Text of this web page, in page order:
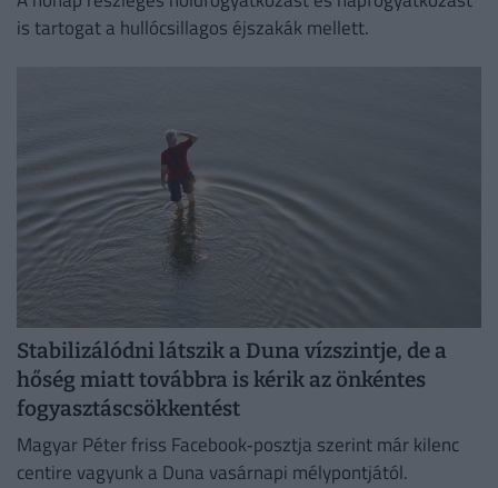
is tartogat a hullócsillagos éjszakák mellett.
Stabilizálódni látszik a Duna vízszintje, de a
hőség miatt továbbra is kérik az önkéntes
fogyasztáscsökkentést
Magyar Péter friss Facebook‑posztja szerint már kilenc
centire vagyunk a Duna vasárnapi mélypontjától.